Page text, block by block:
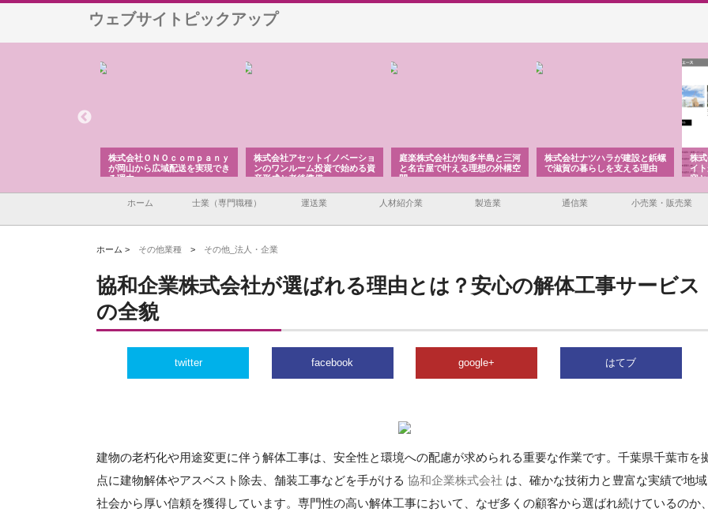
ウェブサイトピックアップ
株式会社ＯＮＯｃｏｍｐａｎｙ
が岡山から広域配送を実現でき
る理由
株式会社アセットイノベーショ
ンのワンルーム投資で始める資
産形成と老後準備
庭楽株式会社が知多半島と三河
と名古屋で叶える理想の外構空
間
株式会社ナツハラが建設と鋲螺
で滋賀の暮らしを支える理由
株
イ
容
ホーム 士業（専門職種） 運送業 人材紹介業 製造業 通信業 小売業・販売業
ホーム > その他業種 > その他_法人・企業
協和企業株式会社が選ばれる理由とは？安心の解体工事サービス
の全貌
twitter facebook google+ はてブ
建物の老朽化や用途変更に伴う解体工事は、安全性と環境への配慮が求められる重要な作業です。千葉県千葉市を
点に建物解体やアスベスト除去、舗装工事などを手がける 協和企業株式会社 は、確かな技術力と豊富な実績で地域
社会から厚い信頼を獲得しています。専門性の高い解体工事において、なぜ多くの顧客から選ばれ続けているのか、